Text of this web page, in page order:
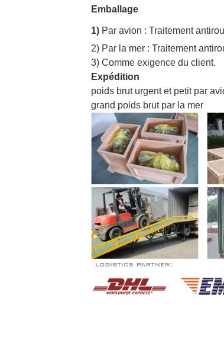
Emballage
1) Par avion : Traitement
2) Par la mer : Traitement
3) Comme exigence du client.
Expédition
poids brut urgent et petit par
grand poids brut par la mer